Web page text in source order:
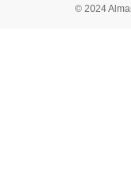
© 2024